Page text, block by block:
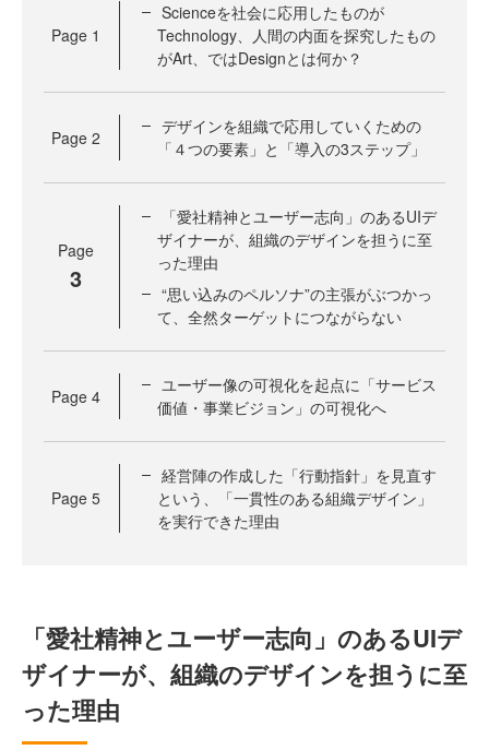
Page 1
Scienceを社会に応用したものが
Technology、人間の内面を探究したもの
がArt、ではDesignとは何か？
Page 2
デザインを組織で応用していくための
「４つの要素」と「導入の3ステップ」
Page
3
「愛社精神とユーザー志向」のあるUIデ
ザイナーが、組織のデザインを担うに至
った理由
“思い込みのペルソナ”の主張がぶつかっ
て、全然ターゲットにつながらない
Page 4
ユーザー像の可視化を起点に「サービス
価値・事業ビジョン」の可視化へ
Page 5
経営陣の作成した「行動指針」を見直す
という、「一貫性のある組織デザイン」
を実行できた理由
「愛社精神とユーザー志向」のあるUIデ
ザイナーが、組織のデザインを担うに至
った理由